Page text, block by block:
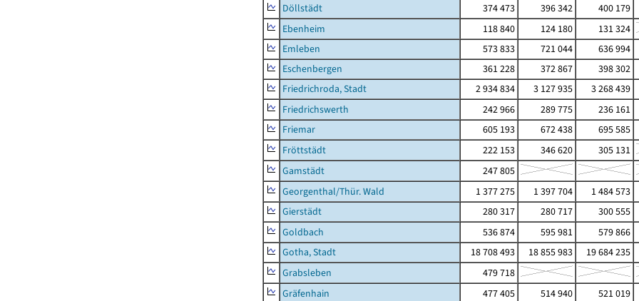
Döllstädt
374 473 396 342 400 179
Ebenheim
118 840 124 180
131 324
Emleben
573 833 721 044 636 994
Eschenbergen
361 228 372 867 398 302
Friedrichroda, Stadt
2 934 834 3 127 935 3 268 439
Friedrichswerth
242 966 289 775 236 161
Friemar
605 193 672 438 695 585
Fröttstädt
222 153 346 620
305 131
Gamstädt
247 805
Georgenthal/Thür. Wald
1 377 275 1 397 704 1 484 573
Gierstädt
280 317 280 717 300 555
Goldbach
536 874 595 981 579 866
Gotha, Stadt
18 708 493 18 855 983 19 684 235
Grabsleben
479 718
Gräfenhain
477 405 514 940 521 019